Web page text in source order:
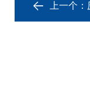
上一个：